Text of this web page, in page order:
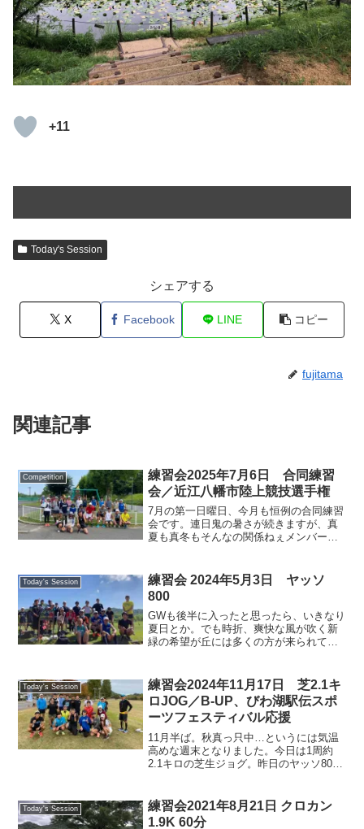
+11
Today's Session
シェアする
X Facebook LINE コピー
fujitama
関連記事
Competition
練習会2025年7月6日 合同練習
会／近江八幡市陸上競技選手権
7月の第一日曜日、今月も恒例の合同練習
会です。連日鬼の暑さが続きますが、真
夏も真冬もそんなの関係ねぇメンバーが
す。今朝は日差しが少し弱めかなと思い
きや、走り始めたらみる...
Today's Session
練習会 2024年5月3日 ヤッソ
800
GWも後半に入ったと思ったら、いきなり
夏日とか。でも時折、爽快な風が吹く新
緑の希望が丘には多くの方が来られてい
のメニューは初めてのメンバーも結構お
られて、キャプテン...
Today's Session
練習会2024年11月17日 芝2.1キ
ロJOG／B-UP、びわ湖駅伝スポ
ーツフェスティバル応援
11月半ば。秋真っ只中…というには気温
高めな週末となりました。今日は1周約
2.1キロの芝生ジョグ。昨日のヤッソ800
いきや夏場の芝生は強い日差しを遮るも
のがないので、意外...
Today's Session
練習会2021年8月21日 クロカン
1.9K 60分